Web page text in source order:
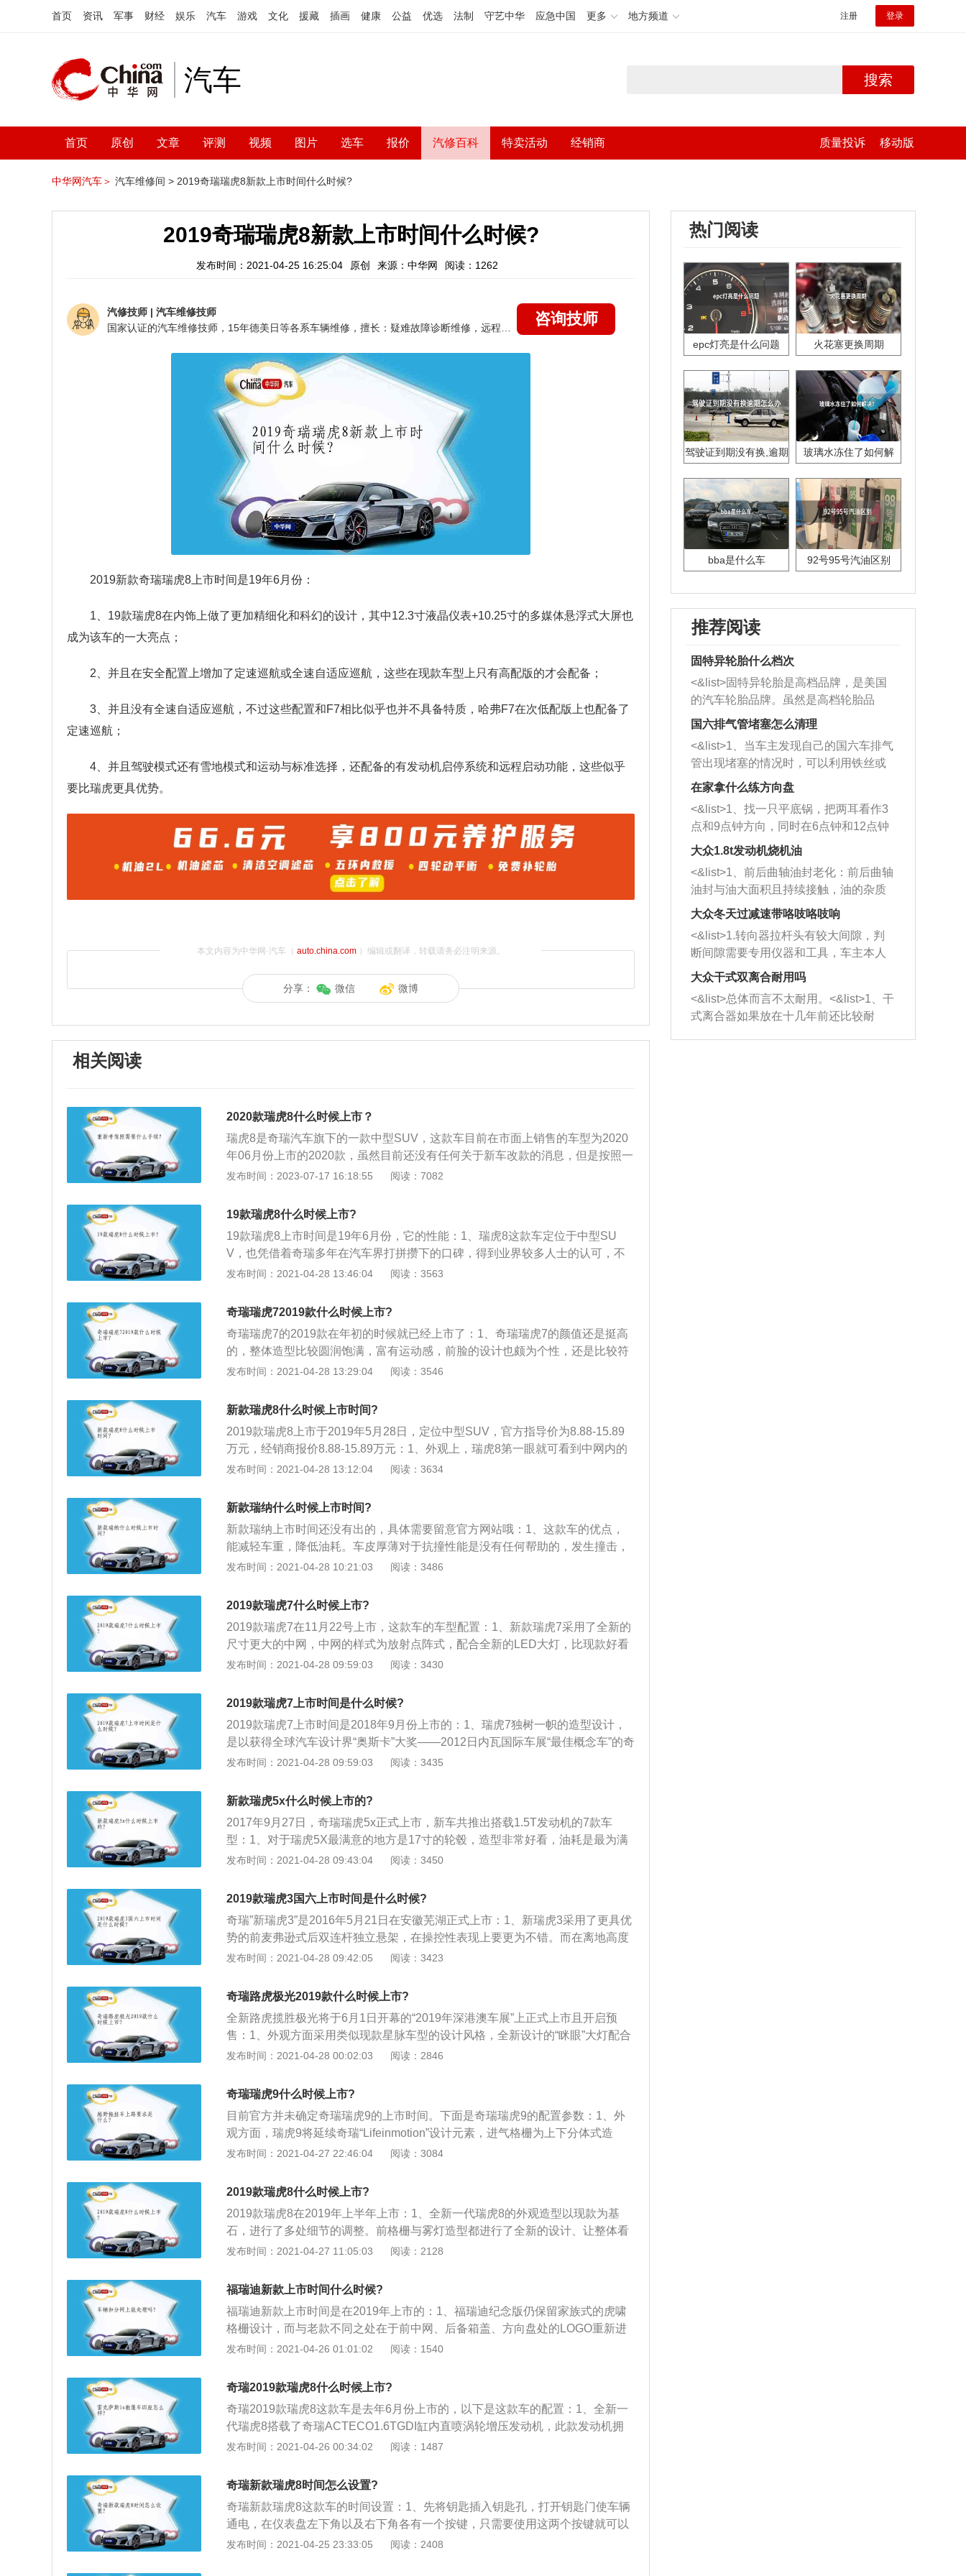
首页 资讯 军事 财经 娱乐 汽车 游戏 文化 援藏 插画 健康 公益 优选 法制 守艺中华 应急中国 更多 地方频道 注册 登录
汽车 搜索
首页 原创 文章 评测 视频 图片 选车 报价 汽修百科 特卖活动 经销商 质量投诉 移动版
中华网汽车＞ 汽车维修间 > 2019奇瑞瑞虎8新款上市时间什么时候?
2019奇瑞瑞虎8新款上市时间什么时候?
发布时间：2021-04-25 16:25:04 原创 来源：中华网 阅读：1262
汽修技师 | 汽车维修技师
咨询技师
2019新款奇瑞瑞虎8上市时间是19年6月份：
1、19款瑞虎8在内饰上做了更加精细化和科幻的设计，其中12.3寸液晶仪表+10.25寸的多媒体悬浮式大屏也
成为该车的一大亮点；
2、并且在安全配置上增加了定速巡航或全速自适应巡航，这些在现款车型上只有高配版的才会配备；
3、并且没有全速自适应巡航，不过这些配置和F7相比似乎也并不具备特质，哈弗F7在次低配版上也配备了
定速巡航；
4、并且驾驶模式还有雪地模式和运动与标准选择，还配备的有发动机启停系统和远程启动功能，这些似乎
要比瑞虎更具优势。
本文内容为中华网·汽车（ auto.china.com）编辑或翻译，转载请务必注明来源。
分享： 微信 微博
相关阅读
2020款瑞虎8什么时候上市？
瑞虎8是奇瑞汽车旗下的一款中型SUV，这款车目前在市面上销售的车型为2020
年06月份上市的2020款，虽然目前还没有任何关于新车改款的消息，但是按照一
般的改款规则，2021款瑞虎8将在2021年6月份上市。以下是对瑞虎8的相关介
1款瑞虎8的外观将会有着比较明显的升级。前脸采用了奇瑞家族最新的设计语
言，使得整车更加时尚动感，更能符合国人对于SUV车型的审美要求。2、动力
方面：2021款奇瑞瑞虎8继续搭载1.5T与1.6T两款涡轮增压发动机，其中1.5T车
型拥有156匹的最大马力，峰值扭矩230牛米。
发布时间：2023-07-17 16:18:55 阅读：7082
19款瑞虎8什么时候上市?
19款瑞虎8上市时间是19年6月份，它的性能：1、瑞虎8这款车定位于中型SU
V，也凭借着奇瑞多年在汽车界打拼攒下的口碑，得到业界较多人士的认可，不
过这次瑞虎的改款恐怕有点不尽人意了，目前国内的汽车市场相对还是显得比较
汽车工业的改进，更科幻更漂亮的车型诞生也难免会有消费者开始选择换车；
2、改款后的瑞虎8在全系灯光上选用了LED的光源，这个要比哈弗的F7更具性价
比，不过哈弗F7仅在低配和次低配上是卤素头灯，其余版本也全是LED灯光，灯
光上似乎也显示不出瑞虎8更具优势，整体外观上与现款保持一致也没有做出太
大的改动；3、19款瑞虎8在尺寸上与现款保持一致，4700x1860x1746mm轴距2
是定位为紧凑型SUV，不过他的尺寸也不是特别的小，长宽高分别为4620x1846
x1690mm轴距2725mm，瑞虎8在尺寸上和F7差距真的不太大，不过在轴距上竟
然作为紧凑级SUV的F7还超越了瑞虎8车型，那么这是不是也显示出哈弗F7在内
的设计，其中12.3寸液晶仪表+10.25寸的多媒体悬浮式大屏也成为该车的一大亮
有高配版的才会配备，并且没有全速自适应巡航，不过这些配置和F7相比似乎也
并不具备特质，哈弗F7在次低配版上也配备了定速巡航，并且驾驶模式还有雪地
模式和运动与标准选择，还配备的有发动机启停系统和远程启动功能，这些似乎
要比瑞虎更具优势；5、19款瑞虎8在动力上要比F7强，这也是得益于奇瑞自主研
2.0T相差无几，19款瑞虎8在变速箱上选择了7速的湿式双离合与F7的配置相同，
不过在排放标准上19款瑞虎8满足国IV排放标准，F7并不满足国IV的标准，这方
面F7表现似乎有点欠缺。
发布时间：2021-04-28 13:46:04 阅读：3563
奇瑞瑞虎72019款什么时候上市?
奇瑞瑞虎7的2019款在年初的时候就已经上市了：1、奇瑞瑞虎7的颜值还是挺高
的，整体造型比较圆润饱满，富有运动感，前脸的设计也颇为个性，还是比较符
合年轻人的口味的，不过奇瑞瑞虎7虽然是一款紧凑型SUV，但车身尺寸不算
计也比较有质感，中控台的横线线条显得张力十足，其用料不算特别好，但也符
合同级别的水平，并且做工也比较让然放心，9英寸的中控触摸屏在流畅度以及
功能性等方面也比较让人满意；3、配置方面，一些常见的配置如自动驻车、上
坡辅助、陡坡缓降以及定速巡航等都可以在奇瑞瑞虎7上见到，并且其为前后排
都提供了两个USB接口，不过部分车型只有前排有USB接口倒是有些可惜，但总
系搭载了一款1.5T涡轮增压发动机，这款发动机的最大功率为147马力，峰值扭
矩210牛·米，这款发动机的亮点在于37.1%的热效率，这放在国产品牌的发动机
中还是非常有优势的，传动系统奇瑞瑞虎7则有6挡手动和6挡双离合两种。
发布时间：2021-04-28 13:29:04 阅读：3546
新款瑞虎8什么时候上市时间?
2019款瑞虎8上市于2019年5月28日，定位中型SUV，官方指导价为8.88-15.89
万元，经销商报价8.88-15.89万元：1、外观上，瑞虎8第一眼就可看到中网内的
镀铬装饰，变大后的瑞虎前脸有种被铠甲包围的即视感。瑞虎18英寸轮毂舒适且
辨识度极高。双边两出的排气管口，变成真的来，值得大赞；2、内饰上，瑞虎
8，整体内饰手感摸起来，属于上挡次的那种，真皮方向盘手感轻快，灵活；3、
空间上，新虎8作为一款中型SUV，可5座\/6座\/7座，相当宽敞，适合一家出行。
发布时间：2021-04-28 13:12:04 阅读：3634
新款瑞纳什么时候上市时间?
新款瑞纳上市时间还没有出的，具体需要留意官方网站哦：1、这款车的优点，
能减轻车重，降低油耗。车皮厚薄对于抗撞性能是没有任何帮助的，发生撞击，
主要靠着整体的车架压缩变形，整个引擎仓被畸变后吸收撞击力来保护座舱内的
皮再怎么厚也不会起到任何抗撞作用，因为车皮里面没有结构。车皮厚重对于整
车质量有影响，但是车子高速是否稳定，主要还是看车子高速时候的空气动力
学，你要看风洞试验而不是看车子重量多少；3、装满油的空客A380重量500多
吨都能飞上天。而F1赛车那么轻都抓地力那么强，所以要看车子空气学设计。
发布时间：2021-04-28 10:21:03 阅读：3486
2019款瑞虎7什么时候上市?
2019款瑞虎7在11月22号上市，这款车的车型配置：1、新款瑞虎7采用了全新的
尺寸更大的中网，中网的样式为放射点阵式，配合全新的LED大灯，比现款好看
了不少；2、车顶采用了悬浮式的设计，车身腰线显得车辆更加具有力量感。尾
部的申报信息，2019款全新瑞虎7的长度为4500mm，宽1842mm，高1746mm，
轴距2670mm，与18款相比长度增加了30mm，宽度增加了5mm，高度增加了76
mm，轴距不变；4、动力方面，新款瑞虎7新加入了一台1.6T发动机，这台发动
机获得了2019年中国心十佳发动机称号，热效率超过37.1%，最高可以输出145k
W和290N·m扭矩。此外现款的1.5T发动机仍然会保留，换言之新款瑞虎7会提供
发布时间：2021-04-28 09:59:03 阅读：3430
2019款瑞虎7上市时间是什么时候?
2019款瑞虎7上市时间是2018年9月份上市的：1、瑞虎7独树一帜的造型设计，
是以获得全球汽车设计界“奥斯卡”大奖——2012日内瓦国际车展“最佳概念车”的奇
瑞TX为原型，按照奇瑞最新的“Lifeinmotion”设计语言；2、采用H.D.S灵性动感
具未来感的前瞻美学设计，呈现出无以伦比的感观新境界；3、不同于目前市场
上在售的SUV，瑞虎7流畅、动感和充满前瞻性的造型设计，代表了行业领先的
造型水平和未来SUV造型的发展趋势。车身线条刚柔并济，将阳刚与优雅完美结
合。
发布时间：2021-04-28 09:59:03 阅读：3435
新款瑞虎5x什么时候上市的?
2017年9月27日，奇瑞瑞虎5x正式上市，新车共推出搭载1.5T发动机的7款车
型：1、对于瑞虎5X最满意的地方是17寸的轮毂，造型非常好看，油耗是最为满
意的，百公里的综合油耗在7.5个油左右，主要是跑市区，方向盘也很轻，刹车也
的扬声器竟然是装饰，并没有什么作用。内饰前挡处侧门板都是软包，个人觉的
挺好看，坐车里给人的感觉也挺舒服，车内没什么味道，也许是我抽烟太多嗅觉
不行闻不到了，多媒体车机很协调，整个中控看起来挺好看；3、仪表盘转速表
很时速表不是圆的，本人觉得不太好看，因人而异吧，USB接囗四个，但前后的
位置很不爽，点烟器的位置插个东西好费劲，后排出风囗下面的USB更是难用。
发布时间：2021-04-28 09:43:04 阅读：3450
2019款瑞虎3国六上市时间是什么时候?
奇瑞”新瑞虎3”是2016年5月21日在安徽芜湖正式上市：1、新瑞虎3采用了更具优
势的前麦弗逊式后双连杆独立悬架，在操控性表现上要更为不错。而在离地高度
方面，新瑞虎3的离地高度达到190mm，具有更好的通过性；2、除了配置之外，
让其在空间表现上更出色；3、从配置信息中我们可以看到，新瑞虎3前后排头部
空间达到同级罕见的1000mm以上，1300mm的后排座椅宽度同样表现出色，而
全系支持4\/6比例后排座椅放倒，也让新瑞虎3的最大后部空间容积可延展至1800
L。
发布时间：2021-04-28 09:42:05 阅读：3423
奇瑞路虎极光2019款什么时候上市?
全新路虎揽胜极光将于6月1日开幕的“2019年深港澳车展”上正式上市且开启预
售：1、外观方面采用类似现款星脉车型的设计风格，全新设计的“眯眼”大灯配合
U型中网，整体风格更加运动时尚；2、侧面保留了新款车型从A柱开始向D柱倾
计的尾灯配合贯穿式的处理，显得尾部更有层次感，整体向星脉靠拢；4、内饰
方面，引入眼帘的就是3块大屏幕（液晶仪表+中控双屏）科技感十足。动力方
面，任搭载2.0T汽油发动机，并搭载48V轻混系统，与之匹配的是9速手自一体变
速箱。价格可能在39万到60万左右吧。
发布时间：2021-04-28 00:02:03 阅读：2846
奇瑞瑞虎9什么时候上市?
目前官方并未确定奇瑞瑞虎9的上市时间。下面是奇瑞瑞虎9的配置参数：1、外
观方面，瑞虎9将延续奇瑞“Lifeinmotion”设计元素，进气格栅为上下分体式造
型，并加入蜂窝状装饰，前大灯组采用开眼角设计。车身侧面圆润、饱满，选用
刷；2、瑞虎9内饰采用非对称式设计，座椅采用2+3+2式7座布局。变速杆、杯座
等多处细节选用镀铬条进行装饰。中控台加装了嵌入式液晶显示屏，上部和右侧
为多边形空调出风口。另外，新车配有三辐式多功能方向盘与电子手刹；3、预
计搭有奇瑞最新的Cloudrive3.0智云行车互联系统，该系统采用全新HMI3.0智能
交互设计，科技界面较为简洁，搭载科大讯飞提供的云端智能语言识别与控制GP
功能APP，支持苹果CarPlay、搜索引擎CarLife、手机APP智能控制车辆、4G+
WIFI（上传速度可达20Mbps40Mbps）、紧急救援等科技功能；4、瑞虎9预计搭
载奇瑞全新第三代1.6T高功率涡轮增压发动机，热效率高达37.1%，最大功率160
发布时间：2021-04-27 22:46:04 阅读：3084
2019款瑞虎8什么时候上市?
2019款瑞虎8在2019年上半年上市：1、全新一代瑞虎8的外观造型以现款为基
石，进行了多处细节的调整。前格栅与雾灯造型都进行了全新的设计、让整体看
上去更加时尚、运动。车身线条紧凑、流畅，勾勒的肌肉块很具有爆发力，车尾
感，非常多的元素都被加入其中，例如木纹、镀铬、钢琴烤漆等等的装饰用料，
带来了很不错的视觉效果，新车更是配备了L2级别的自动驾驶系统；3、在动力
上，新车搭载了奇瑞第三代ACTECO1.6TGDI发动机，最功率145kW，最大扭矩
290Nm，除了新动力之外，现款车型的1.5T发动机也将继续使用。而两种发动机
分别匹配7速湿式双离合变速箱、6速干式双离合和6速手动变速箱。
发布时间：2021-04-27 11:05:03 阅读：2128
福瑞迪新款上市时间什么时候?
福瑞迪新款上市时间是在2019年上市的：1、福瑞迪纪念版仍保留家族式的虎啸
格栅设计，而与老款不同之处在于前中网、后备箱盖、方向盘处的LOGO重新进
行了镜面化设计，同时新样式的十辐轮毂则适用到1.6GLS以上车型，增添动感元
营造出舒适的驾乘环境。同时运用高光涂层的方向盘、挡杆以及镀铬内拉手，强
化内饰质感；3、此次推出的福瑞迪纪念版在老款配置基础上，将高位制动灯扩
展使用到1.6GL以上车型，有效避免紧急刹车时被后来车辆追尾。另外在动力部
分没有变化，仍搭载1.6L发动机，最大输出功率为123马力，峰值扭矩为155N·
m。传动部分匹配5速手动或4速手自一体变速器。
发布时间：2021-04-26 01:01:02 阅读：1540
奇瑞2019款瑞虎8什么时候上市?
奇瑞2019款瑞虎8这款车是去年6月份上市的，以下是这款车的配置：1、全新一
代瑞虎8搭载了奇瑞ACTECO1.6TGDI缸内直喷涡轮增压发动机，此款发动机拥
有145kW最大功率，峰值扭矩高达290N-m，并配合格特拉克7DCT湿式双离合变
济性价比高，大大降低了用车成本。在主动安全方面，全新一代瑞虎8使用了博
世最新一代ESP9.3电子稳定系统让驾驶更为放心；2、全新一代瑞虎8以10万次
实验优化的车身结构设计与严苛的车身材料要求，成就了超强的安全防护保障。
前麦弗逊后多连杆完美底盘悬架匹配，提供了更大的侧倾刚度，良好地控制了车
身的侧倾，底盘表现足够厚重；3、内饰方面，全新一代瑞虎8采用了大气风潮造
发布时间：2021-04-26 00:34:02 阅读：1487
奇瑞新款瑞虎8时间怎么设置?
奇瑞新款瑞虎8这款车的时间设置：1、先将钥匙插入钥匙孔，打开钥匙门使车辆
通电，在仪表盘左下角以及右下角各有一个按键，只需要使用这两个按键就可以
快速调整时间；2、首先要了解调节时间的这两个按钮，按一下左侧按钮。左侧
发布时间：2021-04-25 23:33:05 阅读：2408
热门阅读
epc灯亮是什么问题 火花塞更换周期
驾驶证到期没有换,逾期
玻璃水冻住了如何解
bba是什么车 92号95号汽油区别
推荐阅读
固特异轮胎什么档次
<&list>固特异轮胎是高档品牌，是美国
的汽车轮胎品牌。虽然是高档轮胎品
牌，但是中高低端的轮胎都有生产，这
也是为了更好的开拓市场。
国六排气管堵塞怎么清理
<&list>1、当车主发现自己的国六车排气
管出现堵塞的情况时，可以利用铁丝或
者是细棍，直接将杂物给取出来，如果
堵塞情况比较严重，也可以采取应急措
施。 <&list>2、直接利用木棍将所有的
杂物推到排气管里面的位置处，然后将
三元催化器拆解开，就可以将堵塞的东
西取出来。但如果是因为积碳过多引起
的堵塞，就需要将三元催化器泡在草酸
洗剂对堵塞的情况得到解决，将清洗剂
放在燃油箱中，与燃油混合后，车辆启
动时，就可以和汽油一起进入到燃烧
室，最后形成废气排出，就可以让三元
催化器得到清洗，排气管堵塞的情况就
能够得到解决。
在家拿什么练方向盘
<&list>1、找一只平底锅，把两耳看作3
点和9点钟方向，同时在6点钟和12点钟
方向做一个标记。 <&list>2、双手握住
一圈半的练习，往右同样也要打相同的
圈数。 <&list>3、最后强调要反复练
习，这样就可以形成肌肉记忆，在真实
驾驶车辆时，不需要记忆也能打好方
向。
大众1.8t发动机烧机油
<&list>1、前后曲轴油封老化：前后曲轴
油封与油大面积且持续接触，油的杂质
和发动机内持续温度变化使其密封效果
逐渐减弱，导致渗油或漏油。<&list>2、
活塞间隙过大：积碳会使活塞环与缸体
的间隙扩大，导致机油流入燃烧室中，
造成烧机油。<&list>3、机油粘度。使用
机油粘度过小的话，同样会有烧机油现
象，机油粘度过小具有很好的流动性，
大众冬天过减速带咯吱咯吱响
<&list>1.转向器拉杆头有较大间隙，判
断间隙需要专用仪器和工具，车主本人
无法制作，需要将车辆送到修理厂或4s
店；<&list>2.车辆半轴套管防尘罩破
裂，破裂后会出现漏油现象，使半轴磨
损严重，磨损的半轴容易损坏，产生异
响；<&list>3.稳定器的转向胶套和球头
大众干式双离合耐用吗
<&list>总体而言不太耐用。<&list>1、干
式离合器如果放在十几年前还比较耐